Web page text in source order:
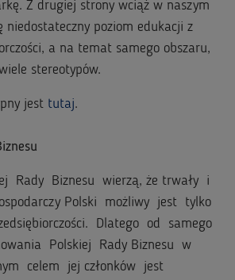
Z drugiej strony wciąż w naszym
niedostateczny poziom edukacji z
a na temat samego obszaru,
stereotypów.
jest tutaj.
Rady Biznesu wierzą, że trwały i
Polski możliwy jest tylko
Dlatego od samego
Polskiej Rady Biznesu w
celem jej członków jest